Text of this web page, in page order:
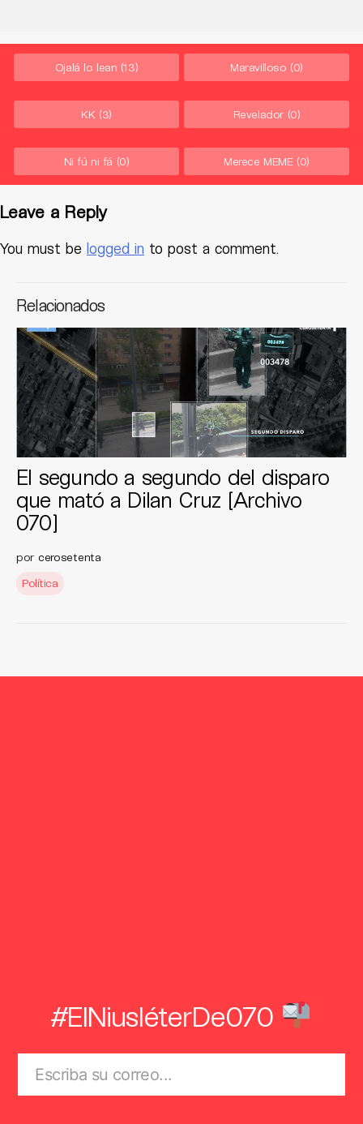
Ojalá lo lean (13) Maravilloso (0)
KK (3) Revelador (0)
Ni fú ni fá (0) Merece MEME (0)
Leave a Reply
You must be logged in to post a comment.
Relacionados
El segundo a segundo del disparo
que mató a Dilan Cruz [Archivo
070]
por cerosetenta
Política
#ElNiusléterDe070